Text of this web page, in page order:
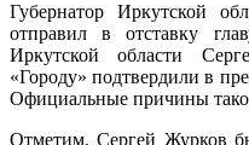
Губернатор Иркутской
отправил в отставку
Иркутской области
«Городу» подтвердили в
Официальные причины
Отметим, Сергей Журков